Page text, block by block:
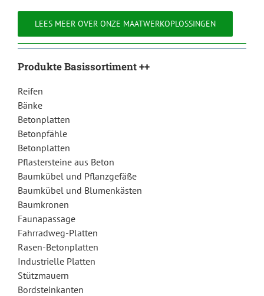
LEES MEER OVER ONZE MAATWERKOPLOSSINGEN
Produkte Basissortiment ++
Reifen
Bänke
Betonplatten
Betonpfähle
Betonplatten
Pflastersteine aus Beton
Baumkübel und Pflanzgefäße
Baumkübel und Blumenkästen
Baumkronen
Faunapassage
Fahrradweg-Platten
Rasen-Betonplatten
Industrielle Platten
Stützmauern
Bordsteinkanten